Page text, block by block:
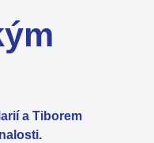
a Tiborem